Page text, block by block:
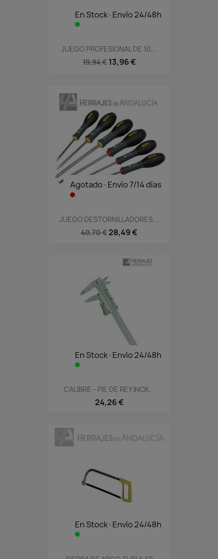
En Stock·Envío 24/48h
JUEGO PROFESIONAL DE 10...
19,94 € 13,96 €
Agotado·Envío 7/14 días
JUEGO DESTORNILLADORES...
40,70 € 28,49 €
En Stock·Envío 24/48h
CALIBRE - PIE DE REY INOX...
24,26 €
En Stock·Envío 24/48h